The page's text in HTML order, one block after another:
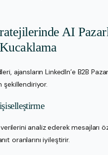
AI
ajansların LinkedIn’e B2B
şekillendiriyor.
verilerini analiz ederek mesajları
oranlarını iyileştirir.